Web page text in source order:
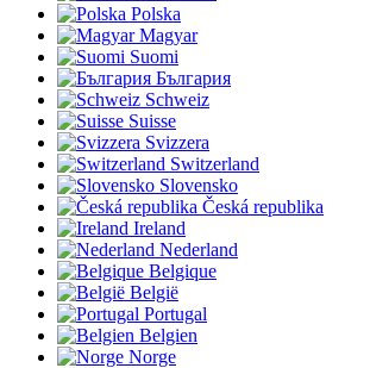
Polska
Magyar
Suomi
България
Schweiz
Suisse
Svizzera
Switzerland
Slovensko
Česká republika
Ireland
Nederland
Belgique
België
Portugal
Belgien
Norge